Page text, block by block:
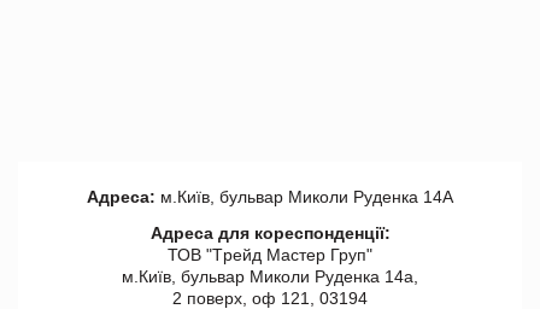
Адреса: м.Київ, бульвар Миколи Руденка 14А
Адреса для кореспонденції:
ТОВ "Tрейд Мастер Груп"
м.Київ, бульвар Миколи Руденка 14а,
2 поверх, оф 121, 03194